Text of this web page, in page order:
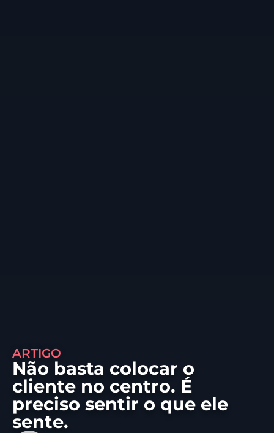
ARTIGO
Não basta colocar o
cliente no centro. É
preciso sentir o que ele
sente.